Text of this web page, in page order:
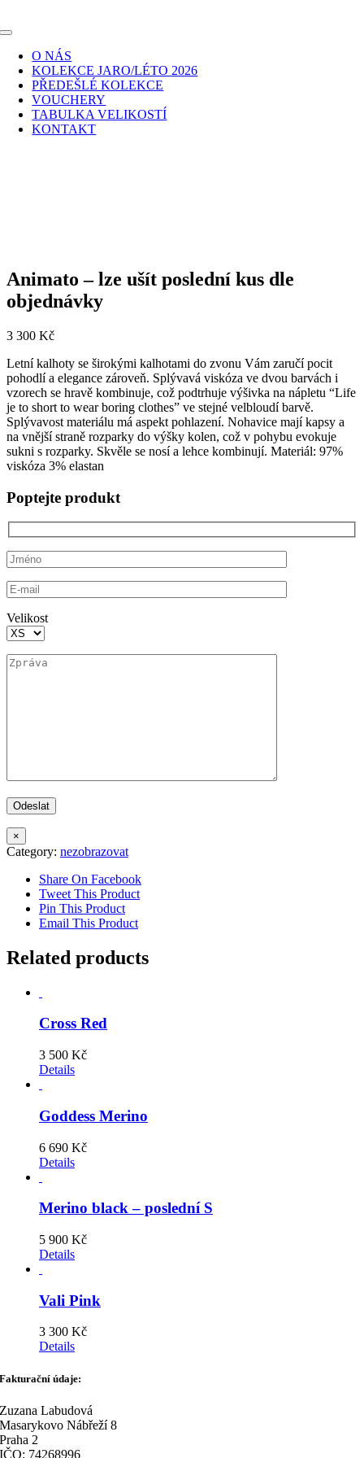
to
Toggle
Navigation
O NÁS
KOLEKCE JARO/LÉTO 2026
PŘEDEŠLÉ KOLEKCE
VOUCHERY
TABULKA VELIKOSTÍ
KONTAKT
Animato – lze ušít poslední kus dle
objednávky
3 300 Kč
Letní kalhoty se širokými kalhotami do zvonu Vám zaručí pocit
pohodlí a elegance zároveň. Splývavá viskóza ve dvou barvách i
vzorech se hravě kombinuje, což podtrhuje výšivka na nápletu “Life
je to short to wear boring clothes” ve stejné velbloudí barvě.
Splývavost materiálu má aspekt pohlazení. Nohavice mají kapsy a
na vnější straně rozparky do výšky kolen, což v pohybu evokuje
sukni s rozparky. Skvěle se nosí a lehce kombinují. Materiál: 97%
viskóza 3% elastan
Poptejte produkt
Velikost
×
Category: nezobrazovat
Share On Facebook
Tweet This Product
Pin This Product
Email This Product
Related products
Cross Red
3 500 Kč
Details
Goddess Merino
6 690 Kč
Details
Merino black – poslední S
5 900 Kč
Details
Vali Pink
3 300 Kč
Details
Fakturační údaje:
Zuzana Labudová
Masarykovo Nábřeží 8
Praha 2
IČO: 74268996